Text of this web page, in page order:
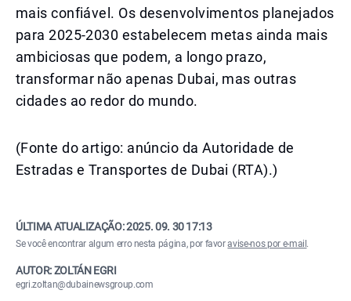
mais confiável. Os desenvolvimentos planejados
para 2025-2030 estabelecem metas ainda mais
ambiciosas que podem, a longo prazo,
transformar não apenas Dubai, mas outras
cidades ao redor do mundo.
(Fonte do artigo: anúncio da Autoridade de
Estradas e Transportes de Dubai (RTA).)
ÚLTIMA ATUALIZAÇÃO:2025. 09. 30 17:13
Se você encontrar algum erro nesta página, por favoravise-nos por e-mail .
AUTOR: ZOLTÁN EGRI
egri.zoltan@dubainewsgroup.com